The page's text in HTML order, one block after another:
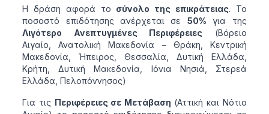
Η δράση αφορά το σύνολο της επικράτειας. Το
ποσοστό επιδότησης ανέρχεται σε 50% για της
Λιγότερο Ανεπτυγμένες Περιφέρειες (Βόρειο
Αιγαίο, Ανατολική Μακεδονία – Θράκη, Κεντρική
Μακεδονία, Ήπειρος, Θεσσαλία, Δυτική Ελλάδα,
Κρήτη, Δυτική Μακεδονία, Ιόνια Νησιά, Στερεά
Ελλάδα, Πελοπόννησος)
Για τις Περιφέρειες σε Μετάβαση (Αττική και Νότιο